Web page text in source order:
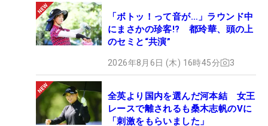
「ボトッ！って音が…」ラウンド中
にまさかの珍客!? 都玲華、頭の上
のセミと“共演”
2026年8月6日 (木) 16時45分 3
全英より国内を選んだ河本結 女王
レースで離されるも桑木志帆のVに
「刺激をもらいました」